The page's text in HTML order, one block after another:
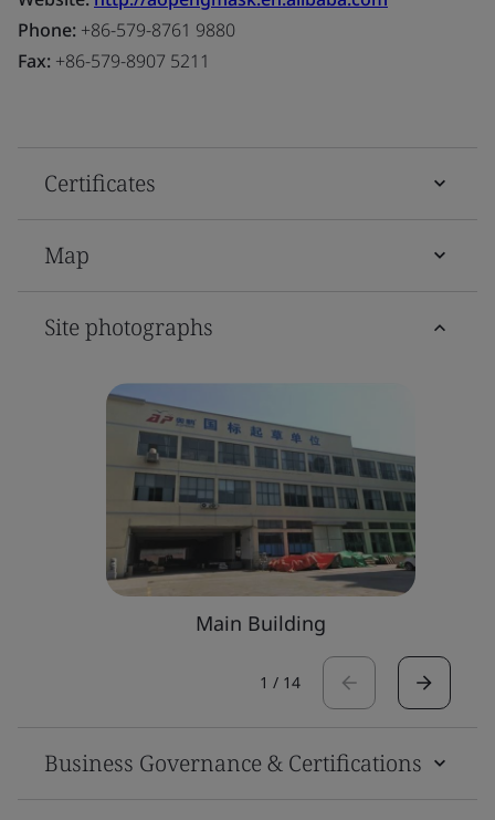
Phone: +86-579-8761 9880
Fax: +86-579-8907 5211
Certificates
Map
Site photographs
Main Building
1 / 14
Business Governance & Certifications